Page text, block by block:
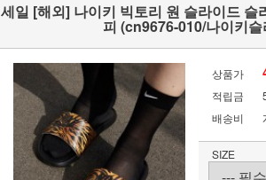
세일 [해외] 나이키 빅토리 원 슬라이드 슬
피 (cn9676-010/나이키슬
상품가
적립금
배송비
SIZE